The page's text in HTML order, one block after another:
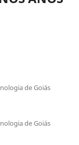
de Goiás
de Goiás